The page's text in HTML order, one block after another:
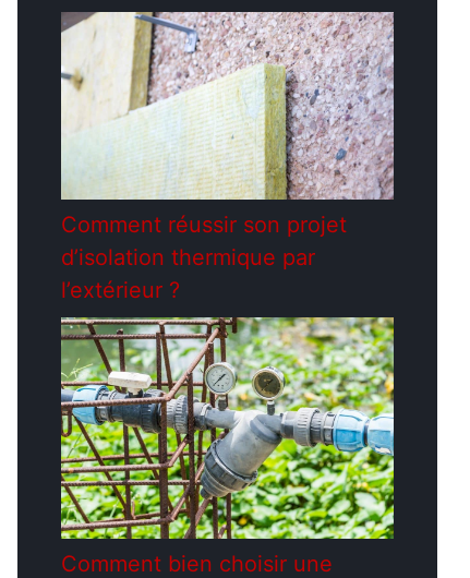
Comment réussir son projet
d’isolation thermique par
l’extérieur ?
Comment bien choisir une